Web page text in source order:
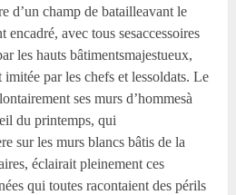
d’un champ de batailleavant le
encadré, avec tous sesaccessoires
les hauts bâtimentsmajestueux,
par les chefs et lessoldats. Le
ses murs d’hommesà
du printemps, qui
sur les murs blancs bâtis de la
éclairait pleinement ces
qui toutes racontaient des périls